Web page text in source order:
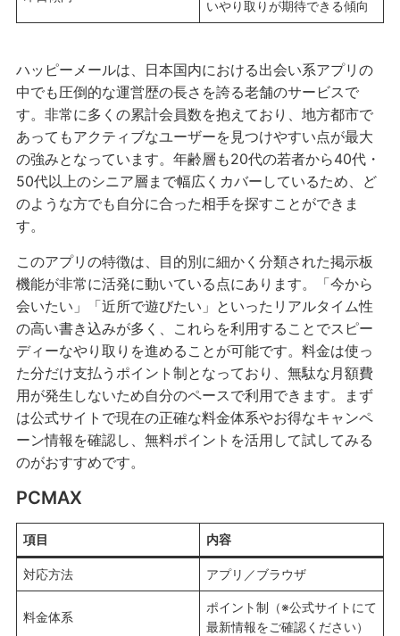
いやり取りが期待できる傾向
ハッピーメールは、日本国内における出会い系アプリの
中でも圧倒的な運営歴の長さを誇る老舗のサービスで
す。非常に多くの累計会員数を抱えており、地方都市で
あってもアクティブなユーザーを見つけやすい点が最大
の強みとなっています。年齢層も20代の若者から40代・
50代以上のシニア層まで幅広くカバーしているため、ど
のような方でも自分に合った相手を探すことができま
す。
このアプリの特徴は、目的別に細かく分類された掲示板
機能が非常に活発に動いている点にあります。「今から
会いたい」「近所で遊びたい」といったリアルタイム性
の高い書き込みが多く、これらを利用することでスピー
ディーなやり取りを進めることが可能です。料金は使っ
た分だけ支払うポイント制となっており、無駄な月額費
用が発生しないため自分のペースで利用できます。まず
は公式サイトで現在の正確な料金体系やお得なキャンペ
ーン情報を確認し、無料ポイントを活用して試してみる
のがおすすめです。
PCMAX
項目 内容
対応方法 アプリ／ブラウザ
料金体系
ポイント制（※公式サイトにて
最新情報をご確認ください）